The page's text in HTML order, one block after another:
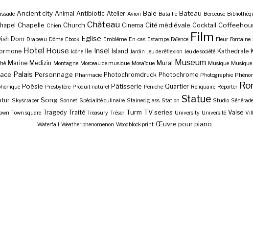
Ancient city Animal Antibiotic Atelier Avion Baie Bataille Bateau Berceuse
Chapelle Chien Church Château Cinema Cité médiévale Cocktail
Dom Drapeau Dôme Ebook Eglise Emblème En-cas Estampe Faïence Film Fleur Fontaine
Hotel House Icône Ile Insel Island Jardin Jeu de réflexion Jeu de société Kathedrale
Marine Medizin Montagne Morceau de musique Mosaïque Mural Museum Musique
Palais Personnage Pharmacie Photochromdruck Photochrome Photographie
Poésie Presbytère Produit naturel Pâtisserie Péniche Quartier Reliquaire Reporter
Skyscraper Song Sonnet Spécialité culinaire Stained glass Station Statue Studio Sénérade
Town square Tragedy Traité Treasury Trésor Turm TV series University Université Valse
Waterfall Weather phenomenon Woodblock print Œuvre pour piano